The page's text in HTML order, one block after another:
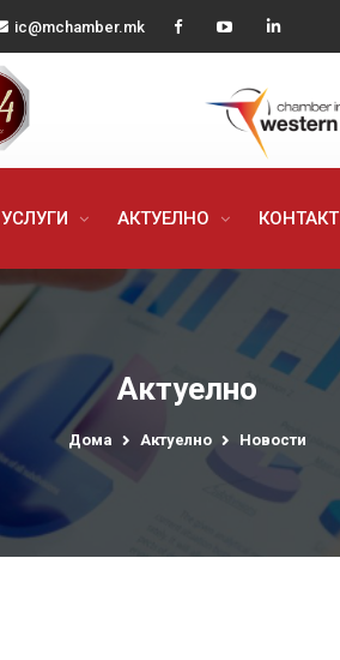
ic@mchamber.mk
УСЛУГИ АКТУЕЛНО КОНТАКТ
Актуелно
Дома Актуелно Новости